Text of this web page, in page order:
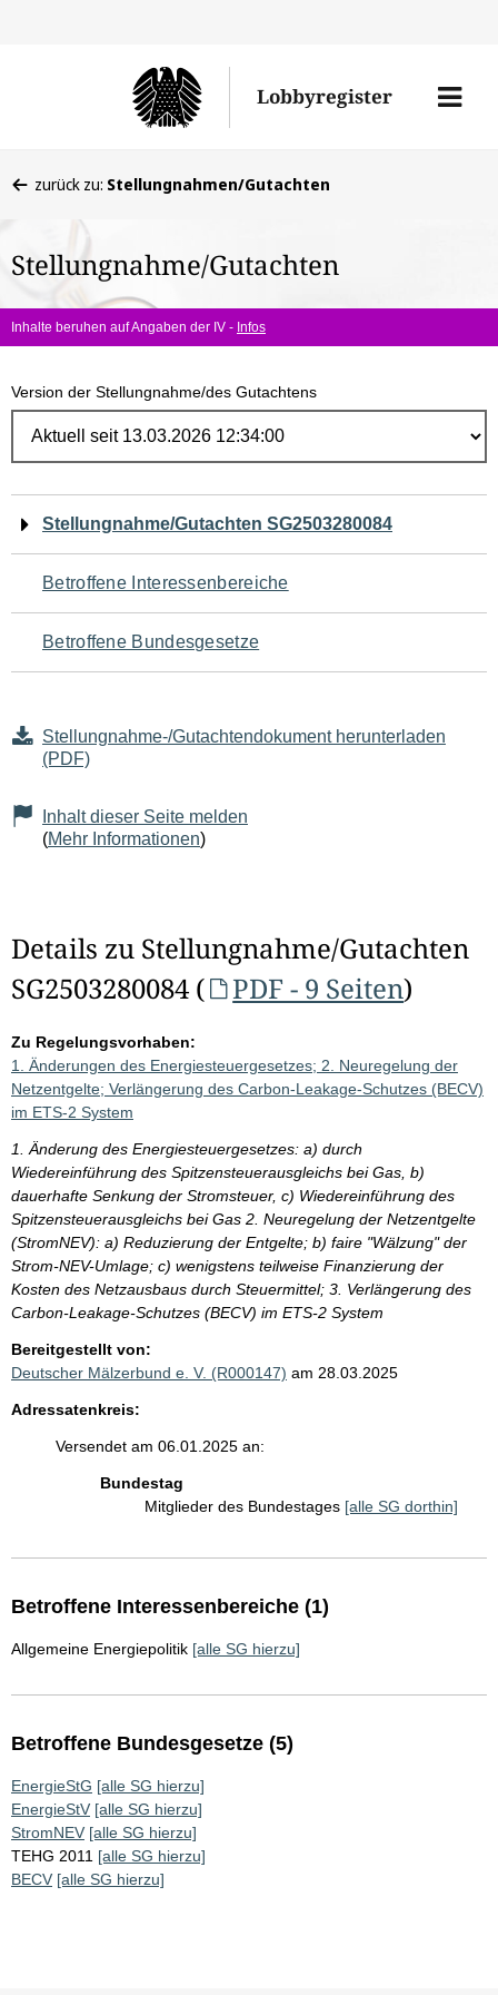
Lobbyregister
Menü
befinden
hier:
zurück zu: Stellungnahmen/Gutachten
Stellungnahme/Gutachten
Inhalte beruhen auf Angaben der IV - Infos
Version der Stellungnahme/des Gutachtens
Navigation
für
den
Seiteninhalt
Stellungnahme/Gutachten SG2503280084
Betroffene Interessenbereiche
Betroffene Bundesgesetze
Stellungnahme-/Gutachtendokument herunterladen
(PDF)
Inhalt dieser Seite melden
(Mehr Informationen)
Details zu Stellungnahme/Gutachten
SG2503280084 (
PDF - 9 Seiten)
Zu Regelungsvorhaben:
1. Änderungen des Energiesteuergesetzes; 2. Neuregelung der
Netzentgelte; Verlängerung des Carbon-Leakage-Schutzes (BECV)
im ETS-2 System
1. Änderung des Energiesteuergesetzes: a) durch
Wiedereinführung des Spitzensteuerausgleichs bei Gas, b)
dauerhafte Senkung der Stromsteuer, c) Wiedereinführung des
Spitzensteuerausgleichs bei Gas 2. Neuregelung der Netzentgelte
(StromNEV): a) Reduzierung der Entgelte; b) faire "Wälzung" der
Strom-NEV-Umlage; c) wenigstens teilweise Finanzierung der
Kosten des Netzausbaus durch Steuermittel; 3. Verlängerung des
Carbon-Leakage-Schutzes (BECV) im ETS-2 System
Bereitgestellt von:
Deutscher Mälzerbund e. V. (R000147) am 28.03.2025
Adressatenkreis:
Versendet am 06.01.2025 an:
Bundestag
Mitglieder des Bundestages [alle SG dorthin]
Betroffene Interessenbereiche (1)
Allgemeine Energiepolitik [alle SG hierzu]
Betroffene Bundesgesetze (5)
EnergieStG [alle SG hierzu]
EnergieStV [alle SG hierzu]
StromNEV [alle SG hierzu]
TEHG 2011 [alle SG hierzu]
BECV [alle SG hierzu]